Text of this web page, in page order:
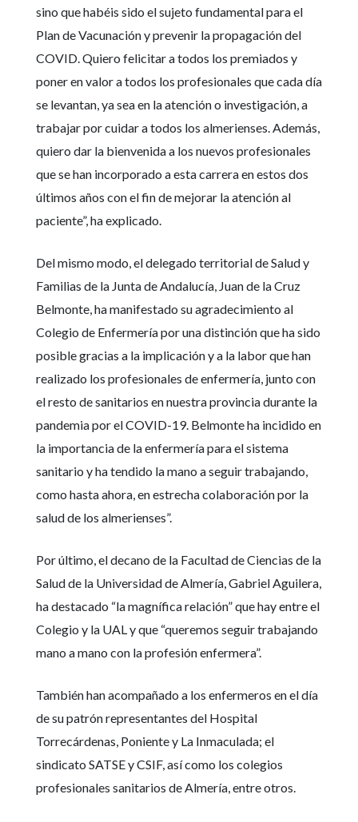
sino que habéis sido el sujeto fundamental para el
Plan de Vacunación y prevenir la propagación del
COVID. Quiero felicitar a todos los premiados y
poner en valor a todos los profesionales que cada día
se levantan, ya sea en la atención o investigación, a
trabajar por cuidar a todos los almerienses. Además,
quiero dar la bienvenida a los nuevos profesionales
que se han incorporado a esta carrera en estos dos
últimos años con el fin de mejorar la atención al
paciente”, ha explicado.
Del mismo modo, el delegado territorial de Salud y
Familias de la Junta de Andalucía, Juan de la Cruz
Belmonte, ha manifestado su agradecimiento al
Colegio de Enfermería por una distinción que ha sido
posible gracias a la implicación y a la labor que han
realizado los profesionales de enfermería, junto con
el resto de sanitarios en nuestra provincia durante la
pandemia por el COVID-19. Belmonte ha incidido en
la importancia de la enfermería para el sistema
sanitario y ha tendido la mano a seguir trabajando,
como hasta ahora, en estrecha colaboración por la
salud de los almerienses”.
Por último, el decano de la Facultad de Ciencias de la
Salud de la Universidad de Almería, Gabriel Aguilera,
ha destacado “la magnífica relación” que hay entre el
Colegio y la UAL y que “queremos seguir trabajando
mano a mano con la profesión enfermera”.
También han acompañado a los enfermeros en el día
de su patrón representantes del Hospital
Torrecárdenas, Poniente y La Inmaculada; el
sindicato SATSE y CSIF, así como los colegios
profesionales sanitarios de Almería, entre otros.